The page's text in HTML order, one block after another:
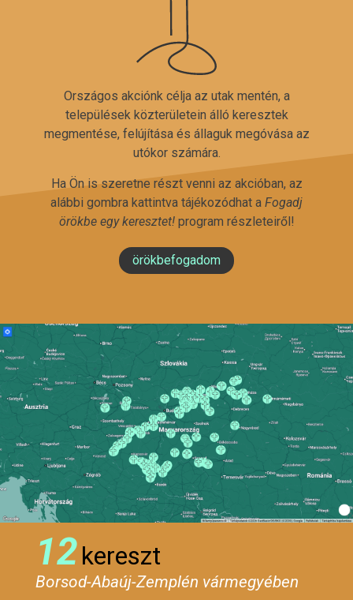
Országos akciónk célja az utak mentén, a
települések közterületein álló keresztek
megmentése, felújítása és állaguk megóvása az
utókor számára.
Ha Ön is szeretne részt venni az akcióban, az
alábbi gombra kattintva tájékozódhat a Fogadj
örökbe egy keresztet!program részleteiről!
örökbefogadom
12kereszt
Borsod-Abaúj-Zemplén vármegyében